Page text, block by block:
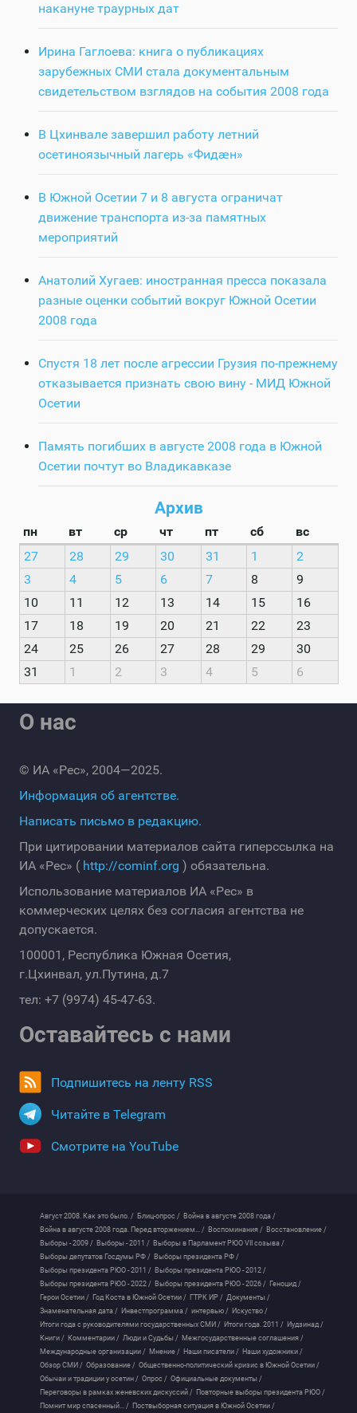
накануне траурных дат
Ирина Гаглоева: книга о публикациях
зарубежных СМИ стала документальным
свидетельством взглядов на события 2008 года
В Цхинвале завершил работу летний
осетиноязычный лагерь «Фидӕн»
В Южной Осетии 7 и 8 августа ограничат
движение транспорта из-за памятных
мероприятий
Анатолий Хугаев: иностранная пресса показала
разные оценки событий вокруг Южной Осетии
2008 года
Спустя 18 лет после агрессии Грузия по-прежнему
отказывается признать свою вину - МИД Южной
Осетии
Память погибших в августе 2008 года в Южной
Осетии почтут во Владикавказе
Архив
пн вт ср чт пт сб
вс
27
28 29 30 31 1
2
3
4 5 6 7 8
9
10
11 12 13 14 15
16
17
18 19 20 21 22
23
24
25 26 27 28 29
30
31
1 2 3 4 5 6
О нас
© ИА «Рес», 2004—2025.
Информация об агентстве.
Написать письмо в редакцию.
При цитировании материалов сайта гиперссылка на
ИА «Рес» ( http://cominf.org ) обязательна.
Использование материалов ИА «Рес» в
коммерческих целях без согласия агентства не
допускается.
100001, Республика Южная Осетия,
г.Цхинвал, ул.Путина, д.7
тел: +7 (9974) 45-47-63.
Оставайтесь с нами
Подпишитесь на ленту RSS
Читайте в Telegram
Смотрите на YouTube
Август 2008. Как это было. / Блиц-опрос / Война в августе 2008 года /
Война в августе 2008 года. Перед вторжением... / Воспоминания / Восстановление /
Выборы - 2009 / Выборы - 2011 / Выборы в Парламент РЮО VII созыва /
Выборы депутатов Госдумы РФ / Выборы президента РФ /
Выборы президента РЮО - 2011 / Выборы президента РЮО - 2012 /
Выборы президента РЮО - 2022 / Выборы президента РЮО - 2026 / Геноцид /
Герои Осетии / Год Коста в Южной Осетии / ГТРК ИР / Документы /
Знаменательная дата / Инвестпрограмма / интервью / Искуство /
Итоги года с руководителями государственных СМИ / Итоги года. 2011 / Иудзинад /
Книги / Комментарии / Люди и Судьбы / Межгосударственные соглашения /
Международные организации / Мнение / Наши писатели / Наши художники /
Обзор СМИ / Образование / Общественно-политический кризис в Южной Осетии /
Обычаи и традиции у осетин / Опрос / Официальные документы /
Переговоры в рамках женевских дискуссий / Повторные выборы президента РЮО /
Помнит мир спасенный... / Поствыборная ситуация в Южной Осетии /